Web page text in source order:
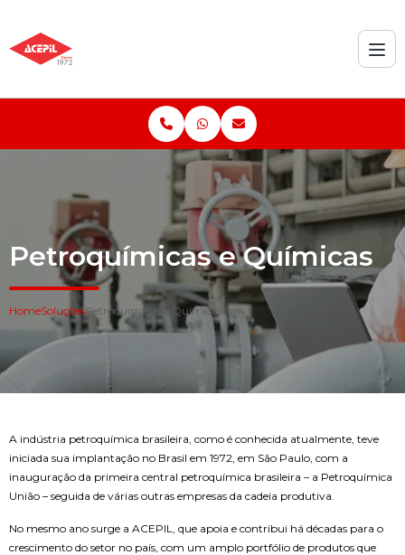
Petroquímicas e Químicas
HomeSoluçõesPetroquímicas e Químicas
A indústria petroquímica brasileira, como é conhecida atualmente, teve
iniciada sua implantação no Brasil em 1972, em São Paulo, com a
inauguração da primeira central petroquímica brasileira – a Petroquímica
União – seguida de várias outras empresas da cadeia produtiva.
No mesmo ano surge a ACEPIL, que apoia e contribui há décadas para o
crescimento do setor no país, com um amplo portfólio de produtos que